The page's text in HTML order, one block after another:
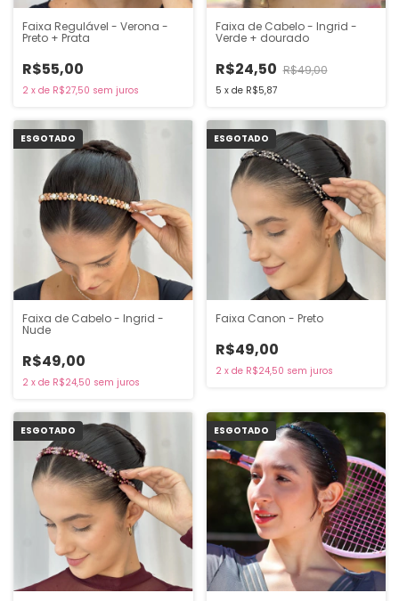
Faixa Regulável - Verona -
Preto + Prata
R$55,00
2 x de R$27,50 sem juros
Faixa de Cabelo - Ingrid -
Verde + dourado
R$24,50 R$49,00
5 x de R$5,87
ESGOTADO
Faixa de Cabelo - Ingrid -
Nude
R$49,00
2 x de R$24,50 sem juros
ESGOTADO
Faixa Canon - Preto
R$49,00
2 x de R$24,50 sem juros
ESGOTADO ESGOTADO